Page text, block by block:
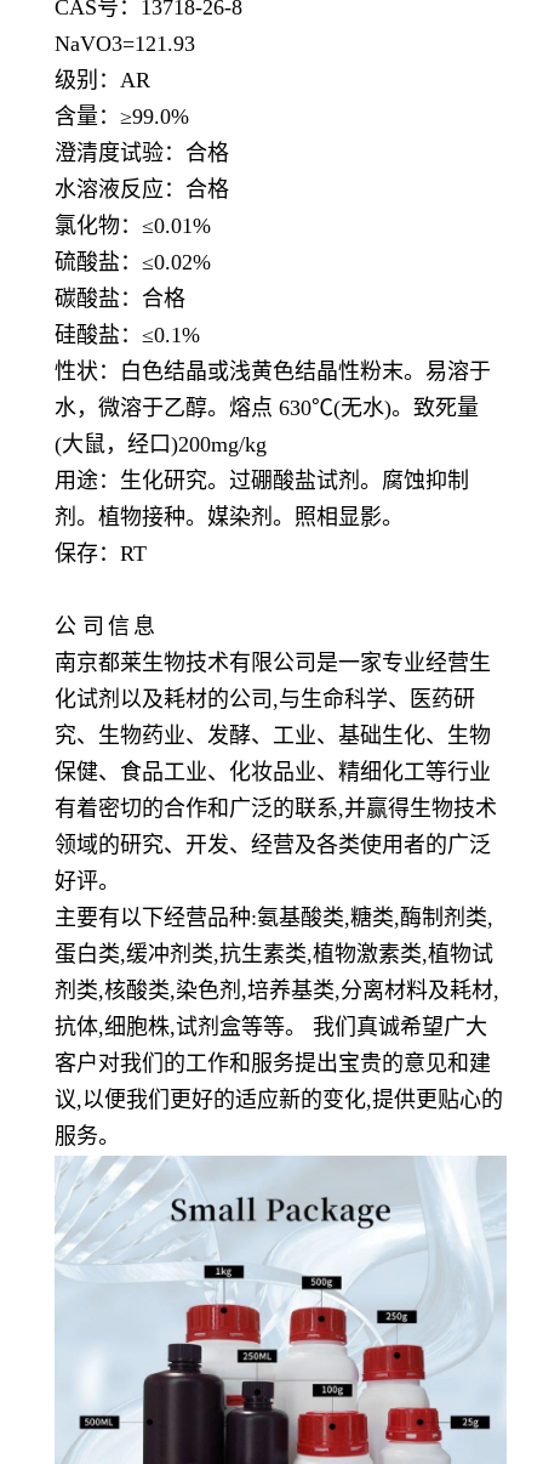
CAS号：13718-26-8
NaVO3=121.93
级别： AR
含量： ≥99.0%
澄清度试验：合格
水溶液反应：合格
氯化物： ≤0.01%
硫酸盐： ≤0.02%
碳酸盐：合格
硅酸盐： ≤0.1%
性状：白色结晶或浅黄色结晶性粉末。易溶于
水，微溶于乙醇。熔点 630℃(无水)。致死量
(大鼠，经口)200mg/kg
用途：生化研究。过硼酸盐试剂。腐蚀抑制
剂。植物接种。媒染剂。照相显影。
保存： RT
公 司 信 息
南京都莱生物技术有限公司是一家专业经营生
化试剂以及耗材的公司,与生命科学、医药研
究、生物药业、发酵、工业、基础生化、生物
保健、食品工业、化妆品业、精细化工等行业
有着密切的合作和广泛的联系,并赢得生物技术
领域的研究、开发、经营及各类使用者的广泛
好评。
主要有以下经营品种:氨基酸类,糖类,酶制剂类,
蛋白类,缓冲剂类,抗生素类,植物激素类,植物试
剂类,核酸类,染色剂,培养基类,分离材料及耗材,
抗体,细胞株,试剂盒等等。 我们真诚希望广大
客户对我们的工作和服务提出宝贵的意见和建
议,以便我们更好的适应新的变化,提供更贴心的
服务。